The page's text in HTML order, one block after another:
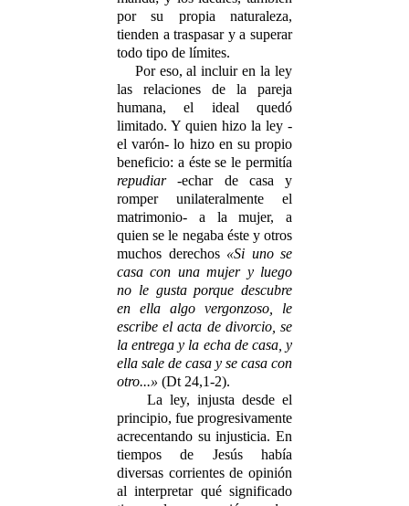
por su propia naturaleza,
tienden a traspasar y a superar
todo tipo de límites.
Por eso, al incluir en la ley
las relaciones de la pareja
humana, el ideal quedó
limitado. Y quien hizo la ley -
el varón- lo hizo en su propio
beneficio: a éste se le permitía
repudiar-echar de casa y
romper unilateralmente el
matrimonio- a la mujer, a
quien se le negaba éste y otros
muchos derechos «Si uno se
casa con una mujer y luego
no le gusta porque descubre
en ella algo vergonzoso, le
escribe el acta de divorcio, se
la entrega y la echa de casa, y
ella sale de casa y se casa con
otro...» (Dt 24,1-2).
La ley, injusta desde el
principio, fue progresivamente
acrecentando su injusticia. En
tiempos de Jesús había
diversas corrientes de opinión
al interpretar qué significado